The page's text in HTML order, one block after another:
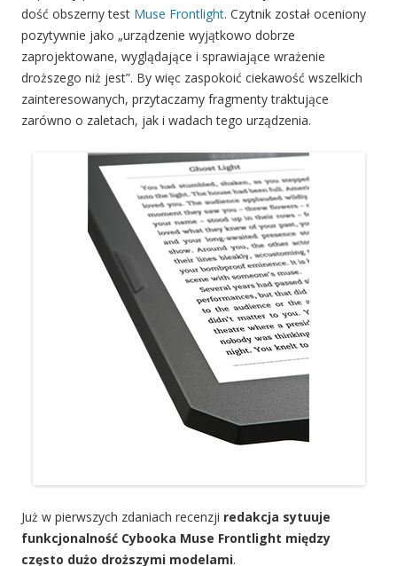
dość obszerny test Muse Frontlight. Czytnik został oceniony
pozytywnie jako „urządzenie wyjątkowo dobrze
zaprojektowane, wyglądające i sprawiające wrażenie
droższego niż jest”. By więc zaspokoić ciekawość wszelkich
zainteresowanych, przytaczamy fragmenty traktujące
zarówno o zaletach, jak i wadach tego urządzenia.
Już w pierwszych zdaniach recenzji redakcja sytuuje
funkcjonalność Cybooka Muse Frontlight między
często dużo droższymi modelami.